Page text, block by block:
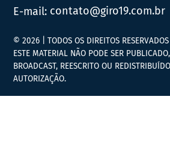
E-mail: contato@giro19.com.br
© 2026 | TODOS OS DIREITOS
ESTE MATERIAL NÃO PODE SER
BROADCAST, REESCRITO OU
AUTORIZAÇÃO.